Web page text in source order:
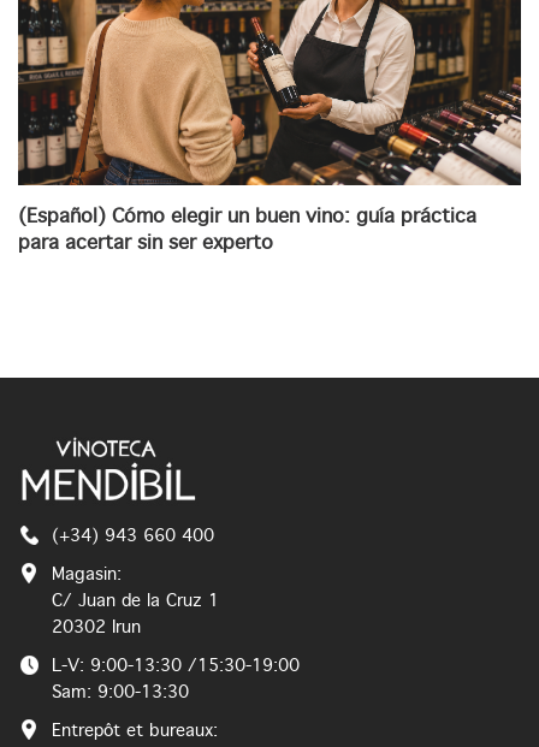
(Español) Cómo elegir un buen vino: guía práctica
para acertar sin ser experto
(+34) 943 660 400
Magasin:
C/ Juan de la Cruz 1
20302 Irun
L-V: 9:00-13:30 /15:30-19:00
Sam: 9:00-13:30
Entrepôt et bureaux: